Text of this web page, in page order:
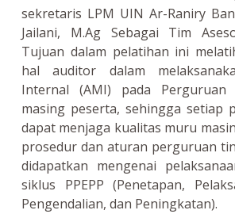
sekretaris LPM UIN Ar-Raniry
Jailani, M.Ag Sebagai Tim
Tujuan dalam pelatihan ini
hal auditor dalam
Internal (AMI) pada Perguruan
masing peserta, sehingga setiap
dapat menjaga kualitas muru
prosedur dan aturan perguruan
didapatkan mengenai
siklus PPEPP (Penetapan,
Pengendalian, dan Peningkatan).